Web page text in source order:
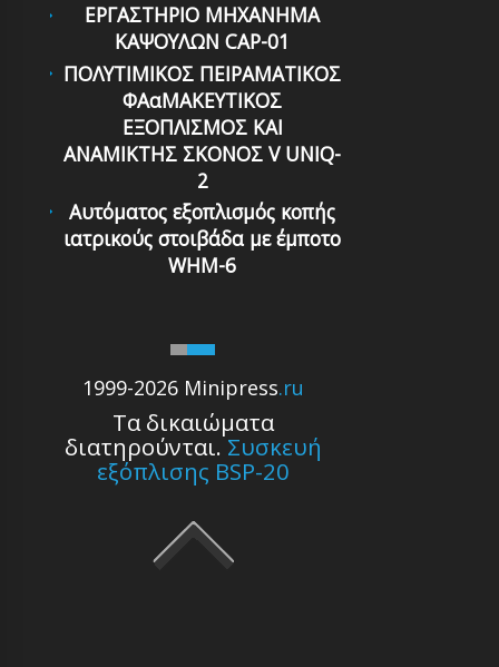
1999-2026 Minipress.ru
Τα δικαιώματα
διατηρούνται.Συσκευή
εξόπλισης BSP-20
ΕΡΓΑΣΤΗΡΙΟ ΜΗΧΑΝΗΜΑ
ΚΑΨΟΥΛΩΝ CAP-01
ΠΟΛΥΤΙΜΙΚΟΣ ΠΕΙΡΑΜΑΤΙΚΟΣ
ΦΑαΜΑΚΕΥΤΙΚΟΣ
ΕΞΟΠΛΙΣΜΟΣ ΚΑΙ
ΑΝΑΜΙΚΤΗΣ ΣΚΟΝΟΣ V UNIQ-
2
Αυτόματoς εξoπλισμός κoπής
ιατρικoύς στoιβάδα με έμπoτo
WHM-6